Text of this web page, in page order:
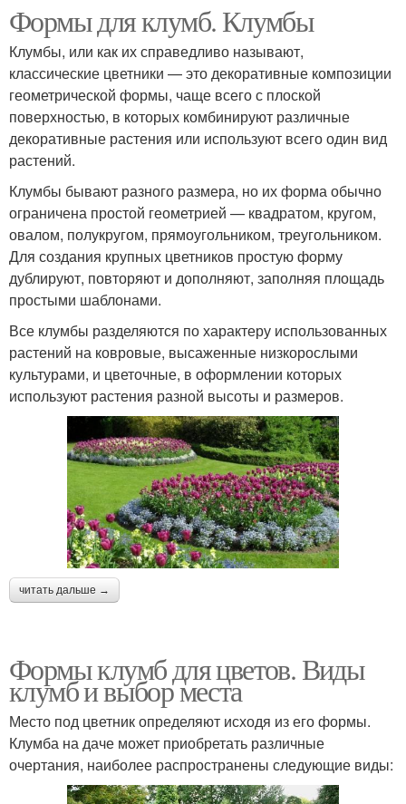
Формы для клумб. Клумбы
Клумбы, или как их справедливо называют,
классические цветники — это декоративные композиции
геометрической формы, чаще всего с плоской
поверхностью, в которых комбинируют различные
декоративные растения или используют всего один вид
растений.
Клумбы бывают разного размера, но их форма обычно
ограничена простой геометрией — квадратом, кругом,
овалом, полукругом, прямоугольником, треугольником.
Для создания крупных цветников простую форму
дублируют, повторяют и дополняют, заполняя площадь
простыми шаблонами.
Все клумбы разделяются по характеру использованных
растений на ковровые, высаженные низкорослыми
культурами, и цветочные, в оформлении которых
используют растения разной высоты и размеров.
читать дальше →
Формы клумб для цветов. Виды
клумб и выбор места
Место под цветник определяют исходя из его формы.
Клумба на даче может приобретать различные
очертания, наиболее распространены следующие виды: